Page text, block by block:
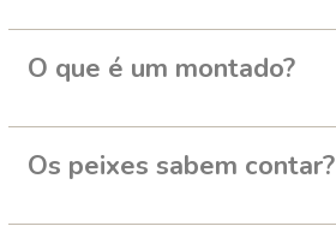
O que é um montado?
Os peixes sabem contar?